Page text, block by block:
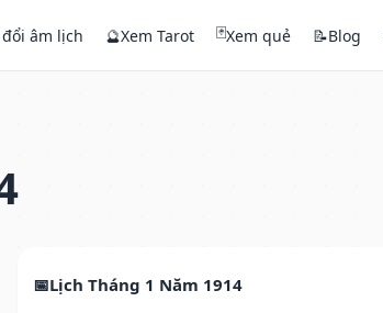
âm lịch 🔮Xem Tarot 🃏Xem quẻ 📝Blog
Lịch Tháng 1 Năm 1914